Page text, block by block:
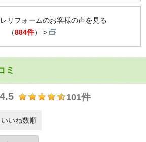
リフォームのお客様の声を見る
（884件）
ミ
4.5 101件
いいね数順